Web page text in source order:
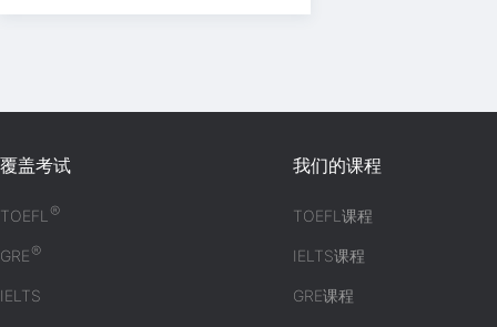
覆盖考试
TOEFL®
GRE®
IELTS
我们的课程
TOEFL课程
IELTS课程
GRE课程